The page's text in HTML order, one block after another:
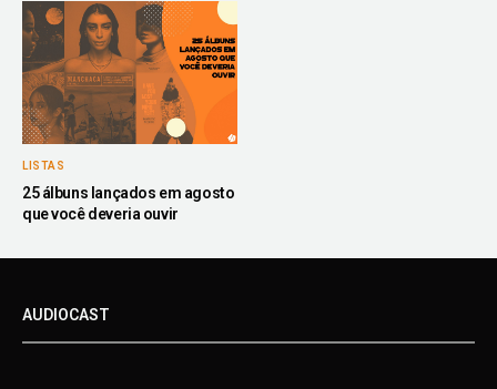
LISTAS
25 álbuns lançados em agosto
que você deveria ouvir
AUDIOCAST